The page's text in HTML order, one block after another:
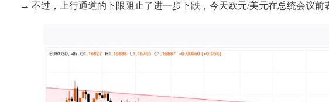
→ 不过，上行通道的下限阻止了进一步下跌，今天欧元/美元在总统会议前